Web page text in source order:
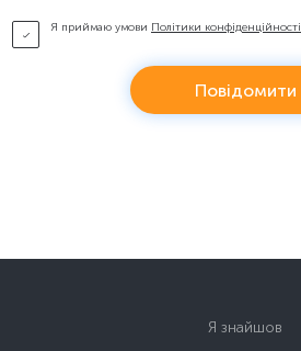
Я приймаю умови Політики конфіденційності
Повідомити
Я знайшов